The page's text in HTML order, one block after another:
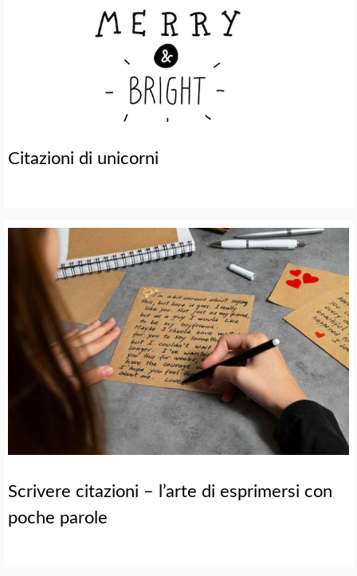
Citazioni di unicorni
Scrivere citazioni – l’arte di esprimersi con
poche parole